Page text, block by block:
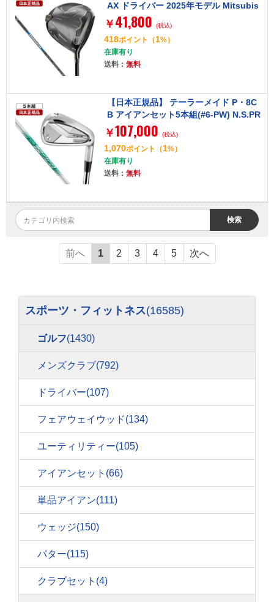
AX ドライバー 2025年モデル Mitsubis
hi Diamana Blue TM50-Sフレックス 9.
0°
￥ 41,800 (税込)
418ポイント （1%）
在庫有り
送料： 無料
【日本正規品】 テーラーメイド P・8C
B アイアンセット5本組(#6-PW) N.S.PR
O 950GH NEO (S)
￥107,000 (税込)
1,070ポイント （1%）
在庫有り
送料： 無料
検索
前へ 1 2 3 4 5 次へ
スポーツ・フィットネス(16585)
ゴルフ(1430)
メンズクラブ(792)
ドライバー(107)
フェアウェイウッド(134)
ユーティリティー(105)
アイアンセット (66)
単品アイアン(111)
ウェッジ(150)
パター(115)
クラブセット (4)